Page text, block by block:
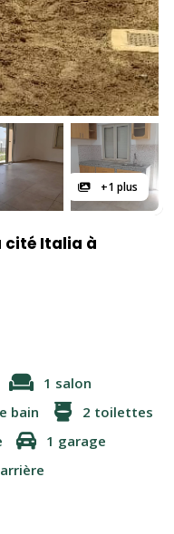
+1 plus
cité Italia à
1 salon
bain
2 toilettes
1 garage